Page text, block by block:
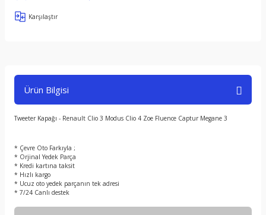
Karşılaştır
Ürün Bilgisi
Tweeter Kapağı - Renault Clio 3 Modus Clio 4 Zoe Fluence Captur Megane 3
* Çevre Oto Farkıyla ;
* Orjinal Yedek Parça
* Kredi kartına taksit
* Hızlı kargo
* Ucuz oto yedek parçanın tek adresi
* 7/24 Canlı destek